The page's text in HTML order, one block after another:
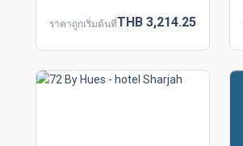
ราคาถูกเริ่มต้นที่THB 3,214.25